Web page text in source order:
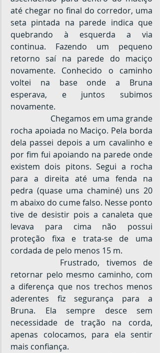
até chegar no final do corredor, uma
seta pintada na parede indica que
quebrando à esquerda a via
continua. Fazendo um pequeno
retorno saí na parede do maciço
novamente. Conhecido o caminho
voltei na base onde a Bruna
esperava, e juntos subimos
novamente.
rocha apoiada no Maciço. Pela borda
dela passei depois a um cavalinho e
por fim fui apoiando na parede onde
existem dois pitons. Segui a rocha
para a direita até uma fenda na
pedra (quase uma chaminé) uns 20
m abaixo do cume falso. Nesse ponto
tive de desistir pois a canaleta que
levava para cima não possui
proteção fixa e trata-se de uma
cordada de pelo menos 15 m.
retornar pelo mesmo caminho, com
a diferença que nos trechos menos
aderentes fiz segurança para a
Bruna. Ela sempre desce sem
necessidade de tração na corda,
apenas colocamos, para ela sentir
mais confiança.